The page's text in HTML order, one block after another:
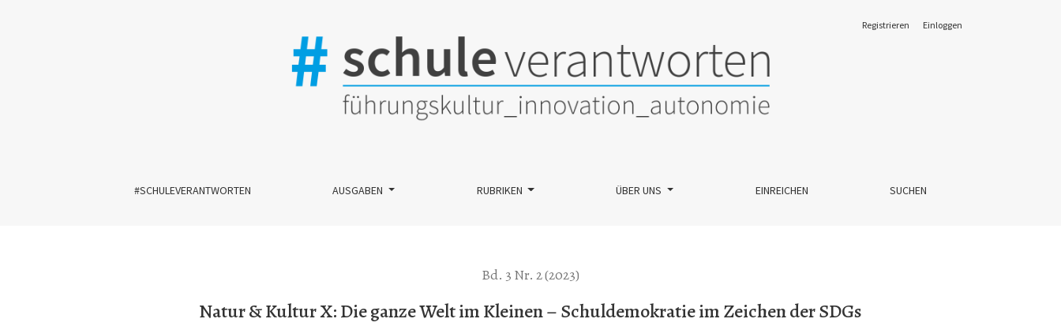
Natur &amp; Kultur X: Die ganze Welt im Kleinen – Schuldemokratie im Zeichen der SDGs
#SCHULEVERANTWORTEN AUSGABEN RUBRIKEN ÜBER UNS EINREICHEN SUCHEN
Registrieren Einloggen
Bd. 3 Nr. 2 (2023)
Natur & Kultur X: Die ganze Welt im Kleinen – Schuldemokratie im Zeichen der SDGs